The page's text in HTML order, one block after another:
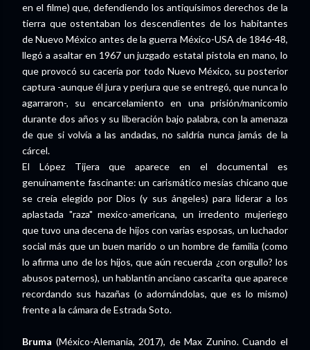
en el filme) que, defendiendo los antiquísimos derechos de la
tierra que ostentaban los descendientes de los habitantes
de Nuevo México antes de la guerra México-USA de 1846-48,
llegó a asaltar en 1967 un juzgado estatal pistola en mano, lo
que provocó su cacería por todo Nuevo México, su posterior
captura -aunque él jura y perjura que se entregó, que nunca lo
agarraron-, su encarcelamiento en una prisión/manicomio
durante dos años y su liberación bajo palabra, con la amenaza
de que si volvía a las andadas, no saldría nunca jamás de la
cárcel.
El López Tijera que aparece en el documental es
genuinamente fascinante: un carismático mesías chicano que
se creía elegido por Dios (y sus ángeles) para liderar a los
aplastada "raza" mexico-americana, un irredento mujeriego
que tuvo una decena de hijos con varias esposas, un luchador
social más que un buen marido o un hombre de familia (como
lo afirma uno de los hijos, que aún recuerda ¿con orgullo? los
abusos paternos), un hablantín anciano cascarita que aparece
recordando sus hazañas (o adornándolas, que es lo mismo)
frente a la cámara de Estrada Soto.
Bruma (México-Alemania, 2017), de Max Zunino. Cuando el